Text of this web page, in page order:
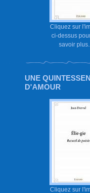
Cliquez sur
ci-dessus
savoir plus...
UNE
D'AMOUR
Cliquez sur